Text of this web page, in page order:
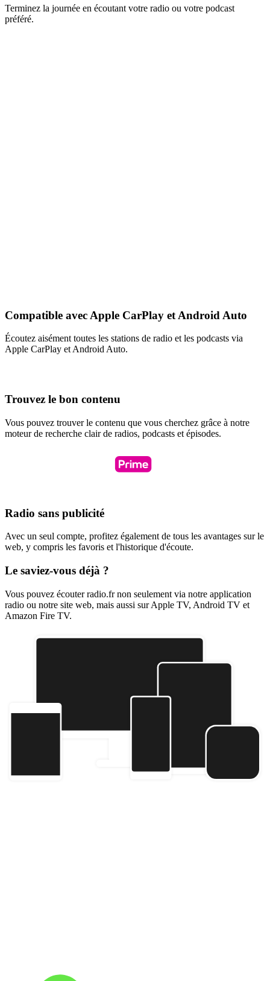
Terminez la journée en écoutant votre radio ou votre podcast
préféré.
Compatible avec Apple CarPlay et Android Auto
Écoutez aisément toutes les stations de radio et les podcasts via
Apple CarPlay et Android Auto.
Trouvez le bon contenu
Vous pouvez trouver le contenu que vous cherchez grâce à notre
moteur de recherche clair de radios, podcasts et épisodes.
Radio sans publicité
Avec un seul compte, profitez également de tous les avantages sur le
web, y compris les favoris et l'historique d'écoute.
Le saviez-vous déjà ?
Vous pouvez écouter radio.fr non seulement via notre application
radio ou notre site web, mais aussi sur Apple TV, Android TV et
Amazon Fire TV.